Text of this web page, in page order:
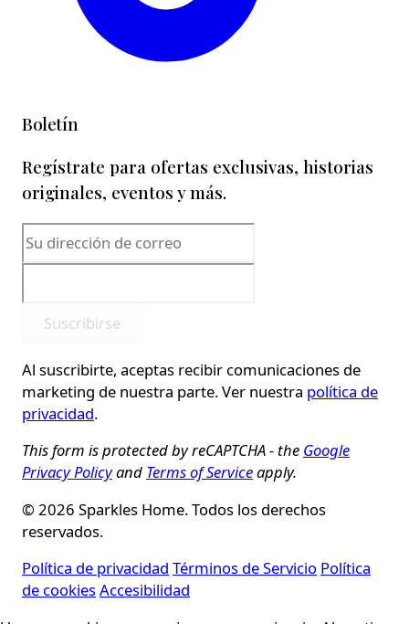
Boletín
Regístrate para ofertas exclusivas, historias
originales, eventos y más.
Suscribirse
Al suscribirte, aceptas recibir comunicaciones de
marketing de nuestra parte. Ver nuestra política de
privacidad.
This form is protected by reCAPTCHA - the Google
Privacy Policyand Terms of Serviceapply.
© 2026 Sparkles Home. Todos los derechos
reservados.
Política de privacidad Términos de Servicio Política
de cookiesAccesibilidad